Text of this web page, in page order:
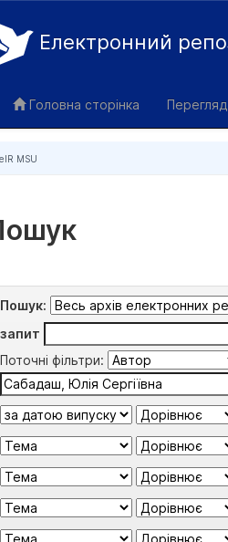
Електронний
Головна сторінка Перегляд
eIR MSU
Пошук:
запит
Поточні фільтри: